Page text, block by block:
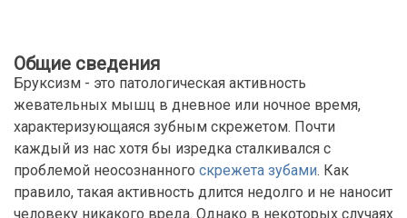
Общие сведения
Бруксизм - это патологическая активность
жевательных мышц в дневное или ночное время,
характеризующаяся зубным скрежетом. Почти
каждый из нас хотя бы изредка сталкивался с
проблемой неосознанного скрежета зубами. Как
правило, такая активность длится недолго и не наносит
человеку никакого вреда. Однако в некоторых случаях